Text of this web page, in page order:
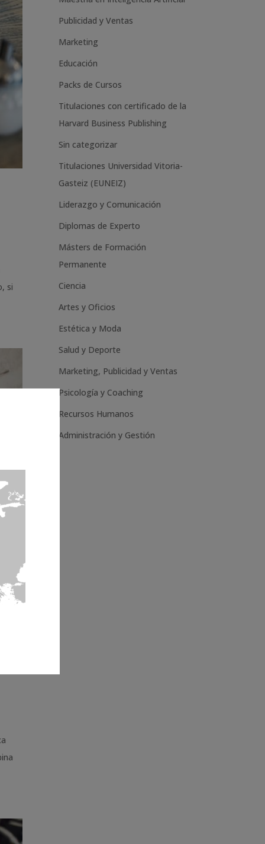
si
n
a
t
e
:
Publicidad y Ventas
Marketing
Educación
Packs de Cursos
Titulaciones con certificado de la
Harvard Business Publishing
Sin categorizar
Titulaciones Universidad Vitoria-
Gasteiz (EUNEIZ)
Liderazgo y Comunicación
Diplomas de Experto
Másters de Formación
Permanente
Ciencia
Artes y Oficios
Estética y Moda
Salud y Deporte
Marketing, Publicidad y Ventas
Psicología y Coaching
Recursos Humanos
Administración y Gestión